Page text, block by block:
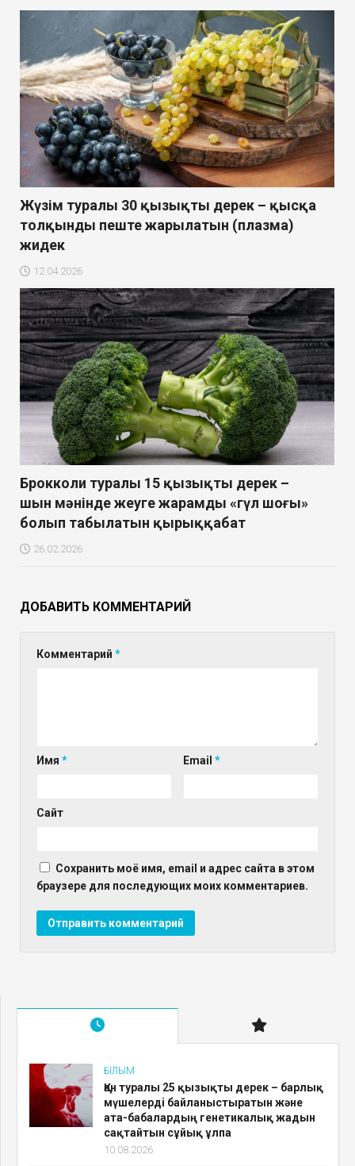
Жүзім туралы 30 қызықты дерек – қысқа
толқынды пеште жарылатын (плазма)
жидек
12.04.2026
Брокколи туралы 15 қызықты дерек –
шын мәнінде жеуге жарамды «гүл шоғы»
болып табылатын қырыққабат
26.02.2026
ДОБАВИТЬ КОММЕНТАРИЙ
Комментарий *
Имя * Email*
Сайт
Сохранить моё имя, email и адрес сайта в этом
браузере для последующих моих комментариев.
ҒЫЛЫМ
Қан туралы 25 қызықты дерек – барлық
мүшелерді байланыстыратын және
ата-бабалардың генетикалық жадын
сақтайтын сұйық ұлпа
10.08.2026